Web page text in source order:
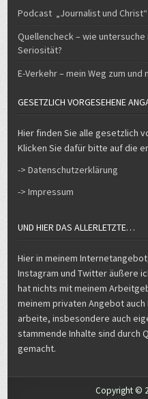
Podcast „Journalist und Christ“
Quellencheck – wie
Seriosität?
E-Verkehr – mein Weg zum
GESETZLICH VORGESEHENE
Hier finden Sie alle gesetzlich
Klicken Sie dafür bitte auf die
-> Datenschutzerklärung
-> Impressum
UND HIER DAS ALLERLETZTE…
Hier in meinem
Instagram und Twitter äußere
hat nichts mit meinem
meinem privaten Angebot
arbeite, insbesondere auch
stammende Inhalte sind durch
gemacht.
Copyright ©